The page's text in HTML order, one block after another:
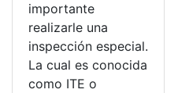
importante
realizarle una
inspección especial.
La cual es conocida
como ITE o